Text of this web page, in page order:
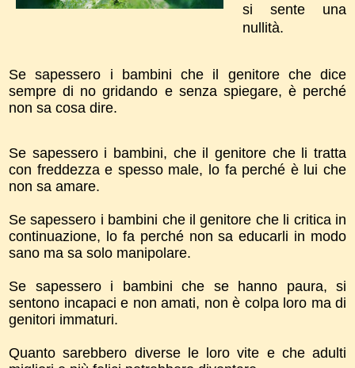
si sente una
nullità.
Se sapessero i bambini che il genitore che dice
sempre di no gridando e senza spiegare, è perché
non sa cosa dire.
Se sapessero i bambini, che il genitore che li tratta
con freddezza e spesso male, lo fa perché è lui che
non sa amare.
Se sapessero i bambini che il genitore che li critica in
continuazione, lo fa perché non sa educarli in modo
sano ma sa solo manipolare.
Se sapessero i bambini che se hanno paura, si
sentono incapaci e non amati, non è colpa loro ma di
genitori immaturi.
Quanto sarebbero diverse le loro vite e che adulti